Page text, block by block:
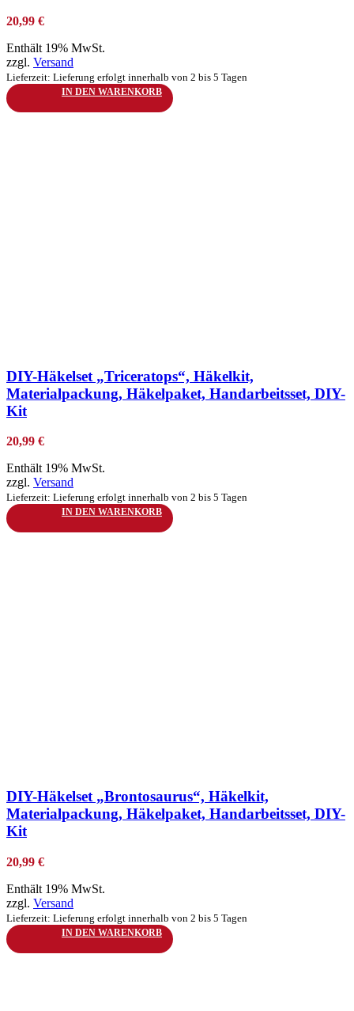
20,99 €
Enthält 19% MwSt.
zzgl. Versand
Lieferzeit: Lieferung erfolgt innerhalb von 2 bis 5 Tagen
IN DEN WARENKORB
DIY-Häkelset „Triceratops“, Häkelkit,
Materialpackung, Häkelpaket, Handarbeitsset, DIY-
Kit
20,99 €
Enthält 19% MwSt.
zzgl. Versand
Lieferzeit: Lieferung erfolgt innerhalb von 2 bis 5 Tagen
IN DEN WARENKORB
DIY-Häkelset „Brontosaurus“, Häkelkit,
Materialpackung, Häkelpaket, Handarbeitsset, DIY-
Kit
20,99 €
Enthält 19% MwSt.
zzgl. Versand
Lieferzeit: Lieferung erfolgt innerhalb von 2 bis 5 Tagen
IN DEN WARENKORB